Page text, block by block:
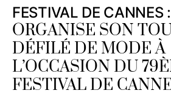
FESTIVAL DE
ORGANISE SON
DÉFILÉ DE MODE À
L’OCCASION DU
FESTIVAL DE